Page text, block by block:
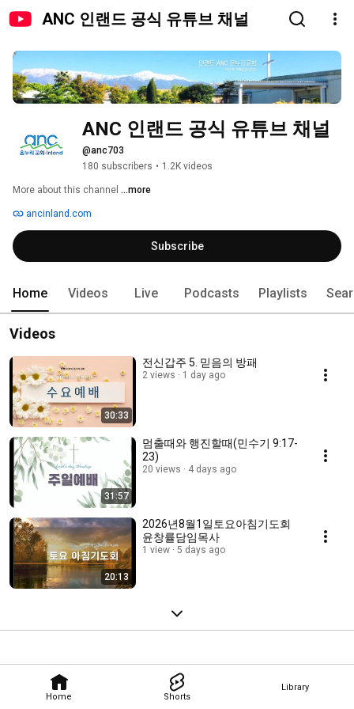
ANC 인랜드 공식 유튜브 채널
Home Shorts
Library
ANC 인랜드 공식 유튜브 채널
@anc703
180 subscribers • 1.2K videos
More about this channel ...more
ancinland.com
Subscribe
Home Videos Live Podcasts Playlists
Videos
30:33
전신갑주 5. 믿음의 방패
2 views 1 day ago
31:57
멈출때와 행진할때(민수기 9:17-
23)
20 views 4 days ago
20:13
2026년8월1일토요아침기도회
윤창률담임목사
1 view 5 days ago